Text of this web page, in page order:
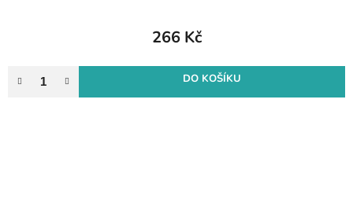
266 Kč
DO KOŠÍKU